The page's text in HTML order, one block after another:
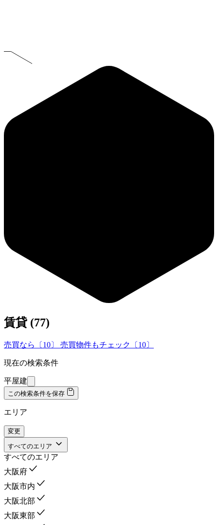
賃貸 (77)
売買なら〔 10〕 売買物件もチェック〔 10〕
現在の検索条件
平屋建
この検索条件を保存
エリア
変更
すべてのエリア
すべてのエリア
大阪府
大阪市内
大阪北部
大阪東部